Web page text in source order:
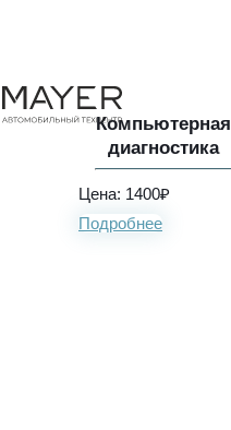
Компьютерная
диагностика
Цена: 1400₽
Подробнее